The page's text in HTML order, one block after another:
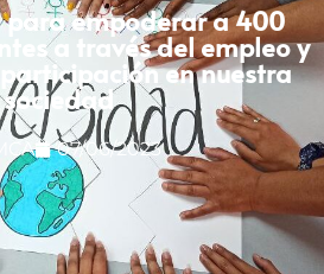
para empoderar a 400
a través del empleo y
en nuestra
sociedad
07/06/2023